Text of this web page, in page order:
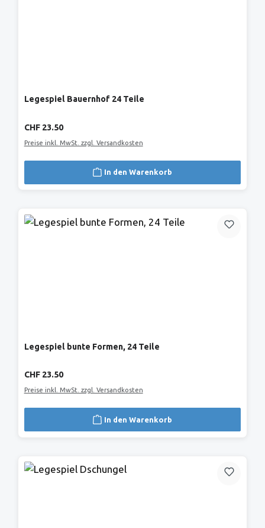
Legespiel Bauernhof 24 Teile
Regulärer Preis:
CHF 23.50
Preise inkl. MwSt. zzgl. Versandkosten
In den Warenkorb
Legespiel bunte Formen, 24 Teile
Regulärer Preis:
CHF 23.50
Preise inkl. MwSt. zzgl. Versandkosten
In den Warenkorb